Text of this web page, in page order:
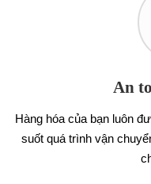
An
Hàng hóa của bạn luôn
suốt quá trình vận